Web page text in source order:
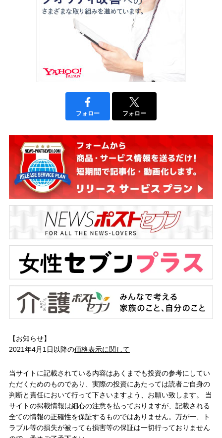
フォロー フォロー
【お知らせ】
2021年4月1日以降の価格表示に関して
当サイトに記載されている内容はあくまでも投資の参考にしてい
ただくためのものであり、実際の投資にあたっては読者ご自身の
判断と責任において行って下さいますよう、お願い致します。 当
サイトの掲載情報は細心の注意を払っておりますが、記載される
全ての情報の正確性を保証するものではありません。万が一、ト
ラブル等の損失が被っても損害等の保証は一切行っておりません